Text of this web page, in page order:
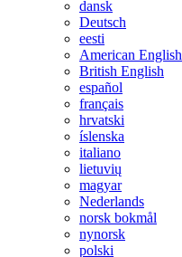
dansk
Deutsch
eesti
American English
British English
español
français
hrvatski
íslenska
italiano
lietuvių
magyar
Nederlands
norsk bokmål
nynorsk
polski